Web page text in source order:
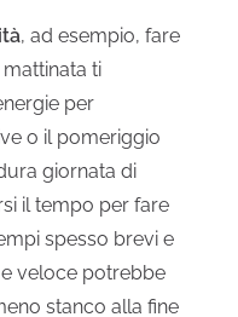
, ad esempio, fare
ti
per
o il pomeriggio
giornata di
il tempo per fare
spesso brevi e
veloce potrebbe
stanco alla fine